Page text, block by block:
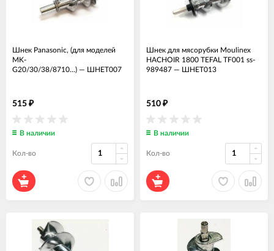
Шнек Panasonic, (для моделей
MK-
G20/30/38/8710...) — ШНЕТ007
515 ₽
В наличии
Кол-во
Шнек для мясорубки Moulinex
HACHOIR 1800 TEFAL TF001 ss-
989487 — ШНЕТ013
510 ₽
В наличии
Кол-во